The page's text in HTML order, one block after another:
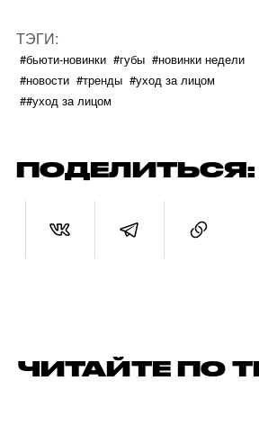
ТЭГИ:
#бьюти-новинки #губы #новинки недели
#новости #тренды #уход за лицом
##уход за лицом
ПОДЕЛИТЬСЯ:
ЧИТАЙТЕ ПО